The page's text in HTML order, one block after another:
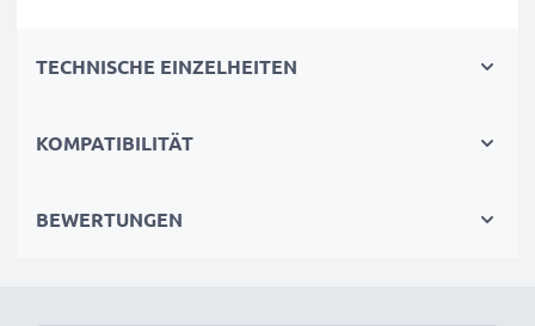
unterzogen und entsprechen den höchsten EU-
Die umweltfreundliche Alternative
TECHNISCHE EINZELHEITEN
KOMPATIBILITÄT
BEWERTUNGEN